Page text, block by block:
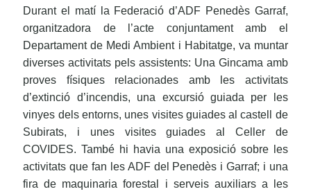
Durant el matí la Federació d’ADF Penedès Garraf,
organitzadora de l’acte conjuntament amb el
Departament de Medi Ambient i Habitatge, va muntar
diverses activitats pels assistents: Una Gincama amb
proves físiques relacionades amb les activitats
d’extinció d’incendis, una excursió guiada per les
vinyes dels entorns, unes visites guiades al castell de
Subirats, i unes visites guiades al Celler de
COVIDES. També hi havia una exposició sobre les
activitats que fan les ADF del Penedès i Garraf; i una
fira de maquinaria forestal i serveis auxiliars a les